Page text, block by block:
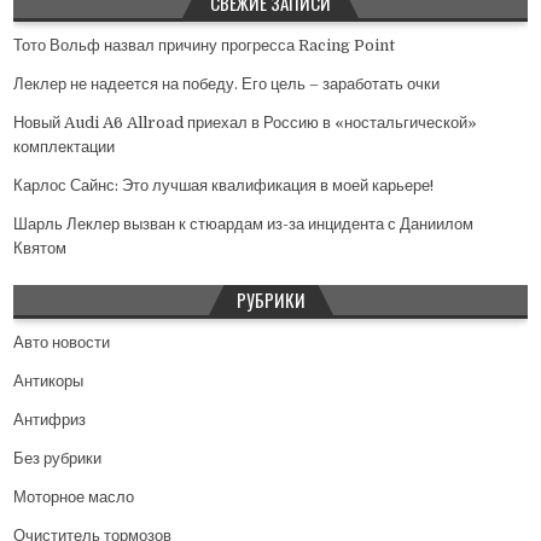
Тото Вольф назвал причину прогресса Racing Point
Леклер не надеется на победу. Его цель – заработать очки
Новый Audi A6 Allroad приехал в Россию в «ностальгической»
комплектации
Карлос Сайнс: Это лучшая квалификация в моей карьере!
Шарль Леклер вызван к стюардам из-за инцидента с Даниилом
Квятом
РУБРИКИ
Авто новости
Антикоры
Антифриз
Без рубрики
Моторное масло
Очиститель тормозов